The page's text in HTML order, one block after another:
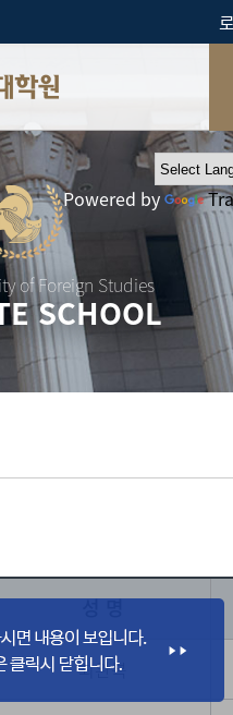
학원
of Foreign Studies
SCHOOL
Powered by
성 명
최완복